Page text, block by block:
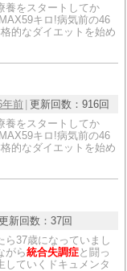
養をスタートしてか
キロ!病気前の46
的なダイエットを始め
年前 更新回数： 916回
養をスタートしてか
キロ!病気前の46
的なダイエットを始め
新回数： 37回
ら37歳になっていまし
がら統合失調症と闘っ
していくドキュメンタ